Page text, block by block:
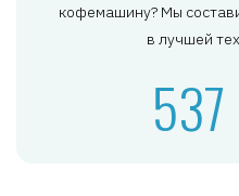
кофемашину? Мы
в лучшей
537